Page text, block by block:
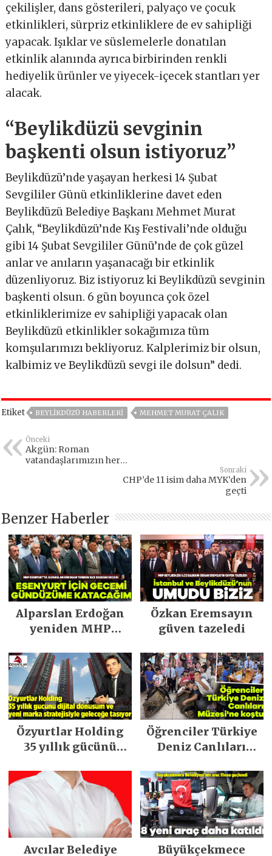
çekilişler, dans gösterileri, palyaço ve çocuk
etkinlikleri, sürpriz etkinliklere de ev sahipliği
yapacak. Işıklar ve süslemelerle donatılan
etkinlik alanında ayrıca birbirinden renkli
hediyelik ürünler ve yiyecek-içecek stantları yer
alacak.
“Beylikdüzü sevginin
başkenti olsun istiyoruz”
Beylikdüzü’nde yaşayan herkesi 14 Şubat
Sevgililer Günü etkinliklerine davet eden
Beylikdüzü Belediye Başkanı Mehmet Murat
Çalık, “Beylikdüzü’nde Kış Festivali’nde olduğu
gibi 14 Şubat Sevgililer Günü’nde de çok güzel
anlar ve anıların yaşanacağı bir etkinlik
düzenliyoruz. Biz istiyoruz ki Beylikdüzü sevginin
başkenti olsun. 6 gün boyunca çok özel
etkinliklerimize ev sahipliği yapacak olan
Beylikdüzü etkinlikler sokağımıza tüm
komşularımızı bekliyoruz. Kalplerimiz bir olsun,
kalbimiz ve Beylikdüzü sevgi ile dolsun” dedi.
Etiket BEYLIKDÜZÜ HABERLERI MEHMET MURAT ÇALIK
Önceki
Akgün: Roman
vatandaşlarımızın her
Sonraki
CHP’de 11 isim daha MYK’den
geçti
Benzer Haberler
Alparslan Erdoğan
yeniden MHP
Başkanı seçildi
Özkan Eremsayın
güven tazeledi
Özyurtlar Holding
35 yıllık gücünü
yeni marka
stratejisiyle
geleceğe taşıyor
Öğrenciler Türkiye
Deniz Canlıları
Avcılar Belediye Büyükçekmece